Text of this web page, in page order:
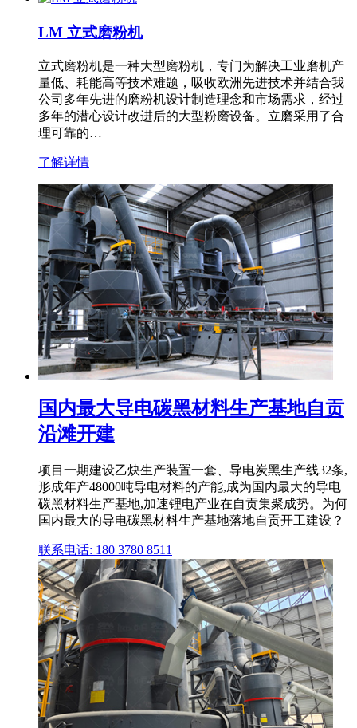
LM 立式磨粉机
立式磨粉机是一种大型磨粉机，专门为解决工业磨机产
量低、耗能高等技术难题，吸收欧洲先进技术并结合我
公司多年先进的磨粉机设计制造理念和市场需求，经过
多年的潜心设计改进后的大型粉磨设备。立磨采用了合
理可靠的…
了解详情
国内最大导电碳黑材料生产基地自贡
沿滩开建
项目一期建设乙炔生产装置一套、导电炭黑生产线32条,
形成年产48000吨导电材料的产能,成为国内最大的导电
碳黑材料生产基地,加速锂电产业在自贡集聚成势。为何
国内最大的导电碳黑材料生产基地落地自贡开工建设？
联系电话: 180 3780 8511